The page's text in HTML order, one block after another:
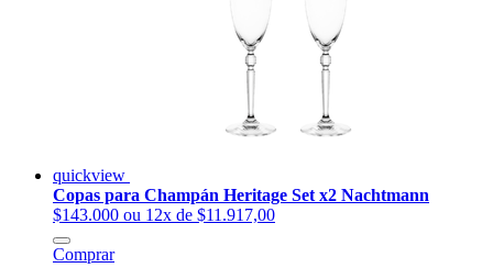
quickview
Copas para Champán Heritage Set x2 Nachtmann
$143.000 ou 12x de $11.917,00
Comprar